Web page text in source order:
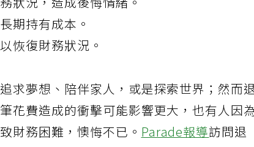
狀況，造成後悔情緒。
期持有成本。
恢復財務狀況。
求夢想、陪伴家人，或是探索世界；然而
花費造成的衝擊可能影響更大，也有人因
財務困難，懊悔不已。Parade報導訪問退